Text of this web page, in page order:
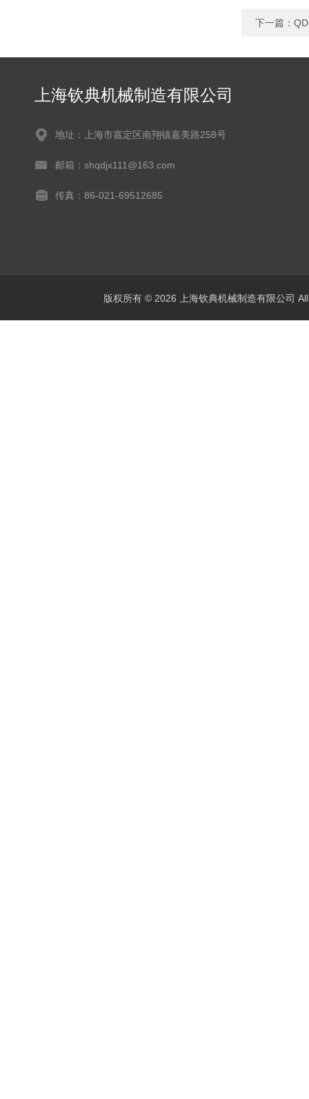
下一篇：
上海钦典机械制造有限公司
地址：上海市嘉定区南翔镇嘉美路258号
邮箱：shqdjx111@163.com
传真：86-021-69512685
版权所有 © 2026 上海钦典机械制造有限公